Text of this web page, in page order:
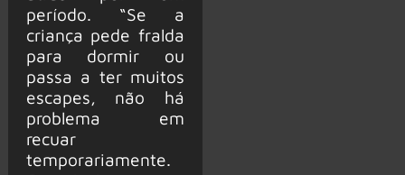
período. “Se a
criança pede fralda
para dormir ou
passa a ter muitos
escapes, não há
problema em
recuar
temporariamente.